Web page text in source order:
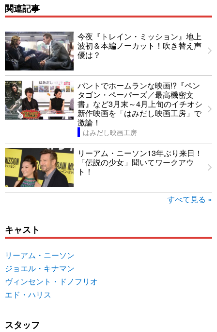
関連記事
今夜『トレイン・ミッション』地上
波初＆本編ノーカット！吹き替え声
優は？
バントでホームランな映画!?『ペン
タゴン・ペーパーズ／最高機密文
書』など3月末～4月上旬のイチオシ
新作映画を「はみだし映画工房」で
激論！
はみだし映画工房
リーアム・ニーソン13年ぶり来日！
「伝説の少女」聞いてワークアウ
ト！
すべて見る »
キャスト
リーアム・ニーソン
ジョエル・キナマン
ヴィンセント・ドノフリオ
エド・ハリス
スタッフ